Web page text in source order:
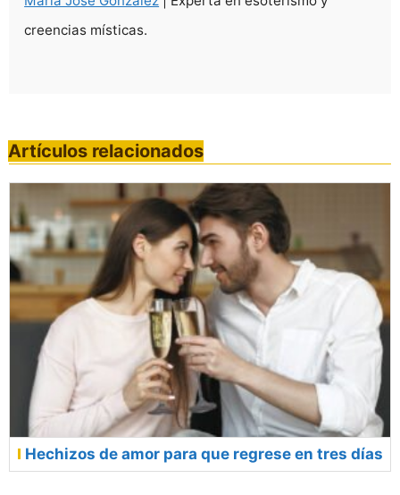
creencias místicas.
Artículos relacionados
Hechizos de amor para que regrese en tres días